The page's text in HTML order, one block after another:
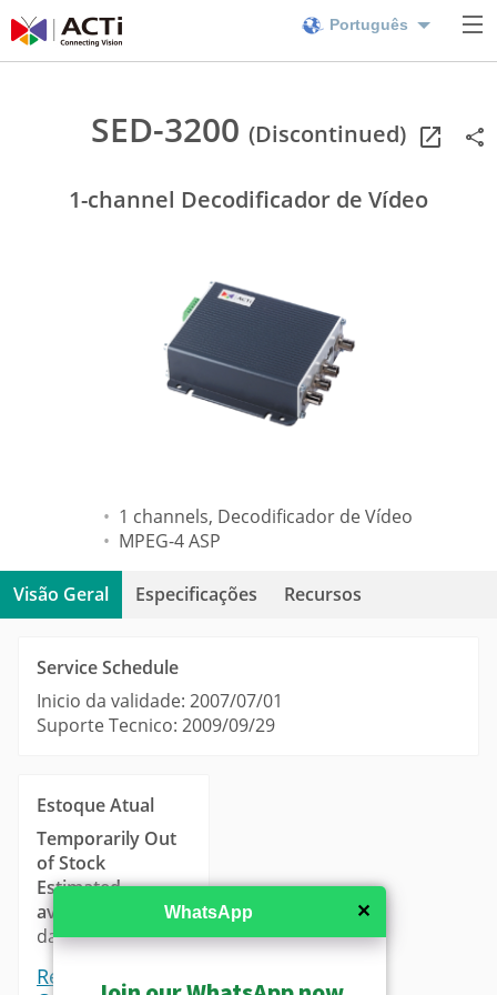
Português
SED-3200 (Discontinued)
1-channel Decodificador de Vídeo
1 channels, Decodificador de Vídeo
MPEG-4 ASP
Visão Geral Especificações Recursos
Service Schedule
Inicio da validade: 2007/07/01
Suporte Tecnico: 2009/09/29
Estoque Atual
Temporarily Out
of Stock
Estimated
availability
: 14-21
days.
Request a
✕
WhatsApp